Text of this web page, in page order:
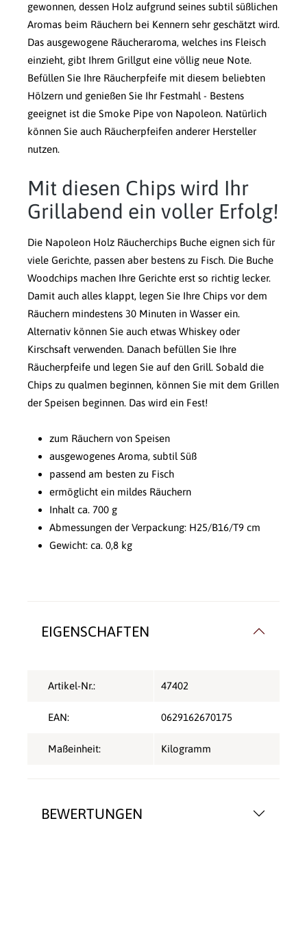
gewonnen, dessen Holz aufgrund seines subtil süßlichen
Aromas beim Räuchern bei Kennern sehr geschätzt wird.
Das ausgewogene Räucheraroma, welches ins Fleisch
einzieht, gibt Ihrem Grillgut eine völlig neue Note.
Befüllen Sie Ihre Räucherpfeife mit diesem beliebten
Hölzern und genießen Sie Ihr Festmahl - Bestens
geeignet ist die Smoke Pipe von Napoleon. Natürlich
können Sie auch Räucherpfeifen anderer Hersteller
nutzen.
Mit diesen Chips wird Ihr
Grillabend ein voller Erfolg!
Die Napoleon Holz Räucherchips Buche eignen sich für
viele Gerichte, passen aber bestens zu Fisch. Die Buche
Woodchips machen Ihre Gerichte erst so richtig lecker.
Damit auch alles klappt, legen Sie Ihre Chips vor dem
Räuchern mindestens 30 Minuten in Wasser ein.
Alternativ können Sie auch etwas Whiskey oder
Kirschsaft verwenden. Danach befüllen Sie Ihre
Räucherpfeife und legen Sie auf den Grill. Sobald die
Chips zu qualmen beginnen, können Sie mit dem Grillen
der Speisen beginnen. Das wird ein Fest!
zum Räuchern von Speisen
ausgewogenes Aroma, subtil Süß
passend am besten zu Fisch
ermöglicht ein mildes Räuchern
Inhalt ca. 700 g
Abmessungen der Verpackung: H25/B16/T9 cm
Gewicht: ca. 0,8 kg
BEWERTUNGEN
EIGENSCHAFTEN
Artikel-Nr.: 47402
EAN: 0629162670175
Maßeinheit: Kilogramm